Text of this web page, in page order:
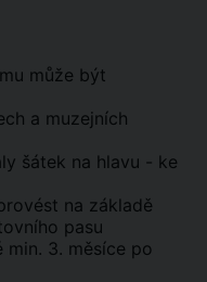
může být
a muzejních
šátek na hlavu - ke
na základě
pasu
3. měsíce po